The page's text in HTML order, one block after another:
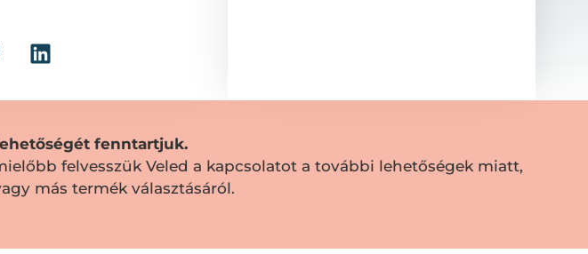
fenntartjuk.
felvesszük Veled a kapcsolatot a további lehetőségek miatt,
más termék választásáról.